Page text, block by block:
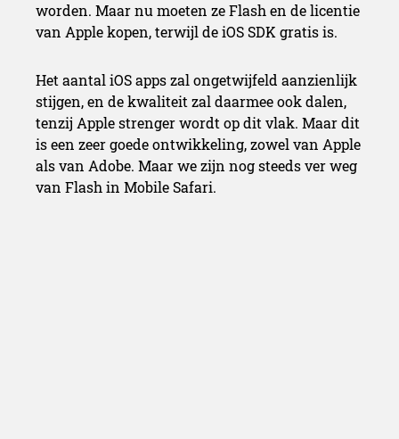
worden. Maar nu moeten ze Flash en de licentie
van Apple kopen, terwijl de iOS SDK gratis is.
Het aantal iOS apps zal ongetwijfeld aanzienlijk
stijgen, en de kwaliteit zal daarmee ook dalen,
tenzij Apple strenger wordt op dit vlak. Maar dit
is een zeer goede ontwikkeling, zowel van Apple
als van Adobe. Maar we zijn nog steeds ver weg
van Flash in Mobile Safari.